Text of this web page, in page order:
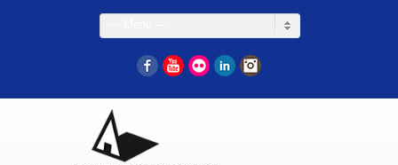
FacebookYouTube
Flickr LinkedIn